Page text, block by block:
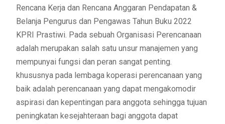
Rencana Kerja dan Rencana Anggaran Pendapatan &
Belanja Pengurus dan Pengawas Tahun Buku 2022
KPRI Prastiwi. Pada sebuah Organisasi Perencanaan
adalah merupakan salah satu unsur manajemen yang
mempunyai fungsi dan peran sangat penting.
khususnya pada lembaga koperasi perencanaan yang
baik adalah perencanaan yang dapat mengakomodir
aspirasi dan kepentingan para anggota sehingga tujuan
peningkatan kesejahteraan bagi anggota dapat